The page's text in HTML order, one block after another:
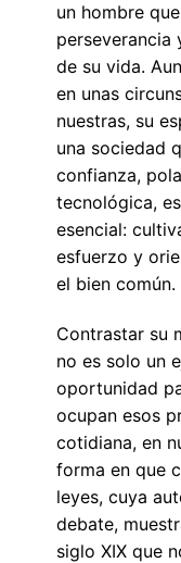
un hombre
perseverancia
de su vida.
en unas
nuestras, su
una sociedad
confianza,
tecnológica,
esencial:
esfuerzo y
el bien común.
Contrastar su
no es solo un
oportunidad
ocupan esos
cotidiana, en
forma en que
leyes, cuya
debate,
siglo XIX que